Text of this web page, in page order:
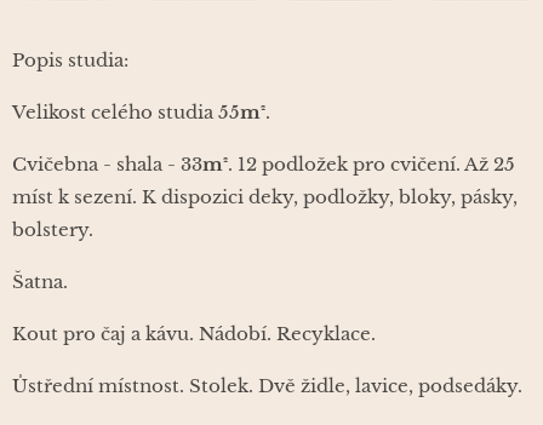
Popis studia:
Velikost celého studia 55m².
Cvičebna - shala - 33m². 12 podložek pro cvičení. Až 25
míst k sezení. K dispozici deky, podložky, bloky, pásky,
bolstery.
Šatna.
Kout pro čaj a kávu. Nádobí. Recyklace.
Ůstřední místnost. Stolek. Dvě židle, lavice, podsedáky.